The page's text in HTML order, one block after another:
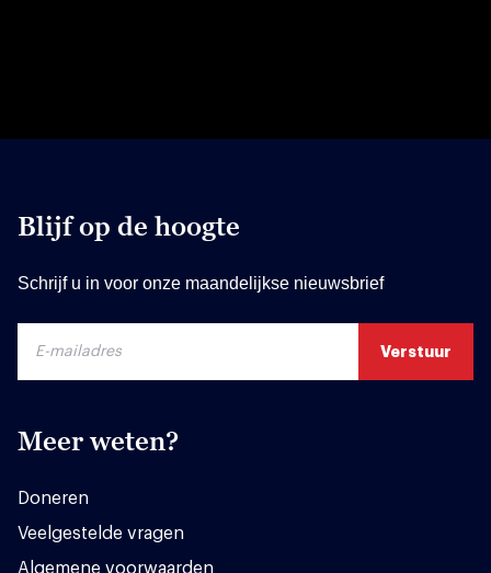
Blijf op de hoogte
Schrijf u in voor onze maandelijkse nieuwsbrief
Meer weten?
Doneren
Veelgestelde vragen
Algemene voorwaarden